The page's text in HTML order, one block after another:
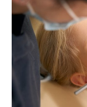
à
l’esthétique
dentaire
à
Paris